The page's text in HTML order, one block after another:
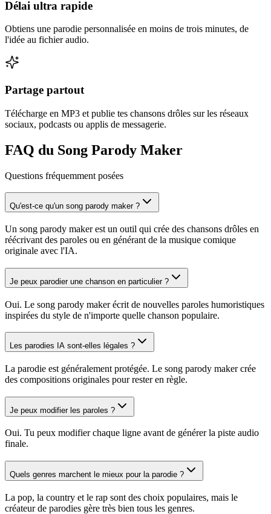
Délai ultra rapide
Obtiens une parodie personnalisée en moins de trois minutes, de
l'idée au fichier audio.
Partage partout
Télécharge en MP3 et publie tes chansons drôles sur les réseaux
sociaux, podcasts ou applis de messagerie.
FAQ du Song Parody Maker
Questions fréquemment posées
Qu'est-ce qu'un song parody maker ?
Un song parody maker est un outil qui crée des chansons drôles en
réécrivant des paroles ou en générant de la musique comique
originale avec l'IA.
Je peux parodier une chanson en particulier ?
Oui. Le song parody maker écrit de nouvelles paroles humoristiques
inspirées du style de n'importe quelle chanson populaire.
Les parodies IA sont-elles légales ?
La parodie est généralement protégée. Le song parody maker crée
des compositions originales pour rester en règle.
Je peux modifier les paroles ?
Oui. Tu peux modifier chaque ligne avant de générer la piste audio
finale.
Quels genres marchent le mieux pour la parodie ?
La pop, la country et le rap sont des choix populaires, mais le
créateur de parodies gère très bien tous les genres.